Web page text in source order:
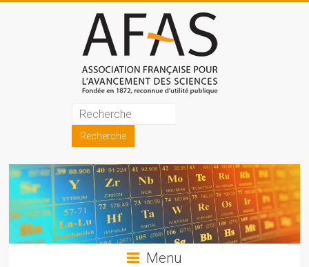
Association
française
pour
l'avancement
des
sciences
Menu